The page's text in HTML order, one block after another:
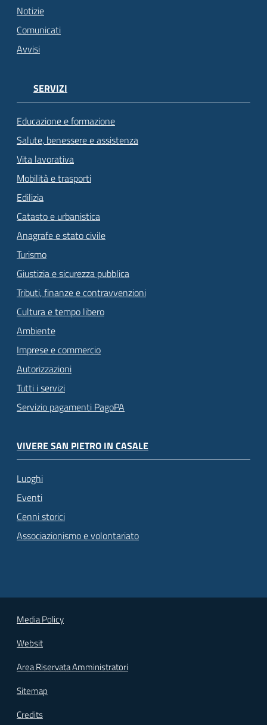
Notizie
Comunicati
Avvisi
SERVIZI
Educazione e formazione
Salute, benessere e assistenza
Vita lavorativa
Mobilità e trasporti
Edilizia
Catasto e urbanistica
Anagrafe e stato civile
Turismo
Giustizia e sicurezza pubblica
Tributi, finanze e contravvenzioni
Cultura e tempo libero
Ambiente
Imprese e commercio
Autorizzazioni
Tutti i servizi
Servizio pagamenti PagoPA
VIVERE SAN PIETRO IN CASALE
Luoghi
Eventi
Cenni storici
Associazionismo e volontariato
Media Policy
Websit
Area Riservata Amministratori
Sitemap
Credits